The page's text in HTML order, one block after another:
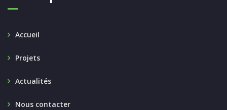
Accueil
Projets
Actualités
Nous contacter